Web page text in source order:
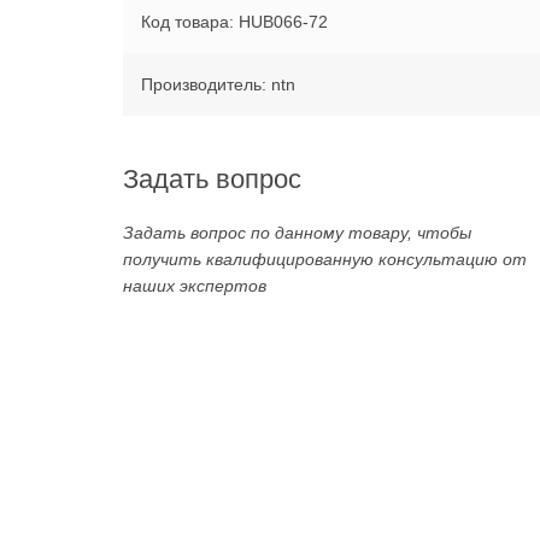
Код товара: HUB066-72
Производитель: ntn
Задать вопрос
Задать вопрос по данному товару, чтобы
получить квалифицированную консультацию от
наших экспертов